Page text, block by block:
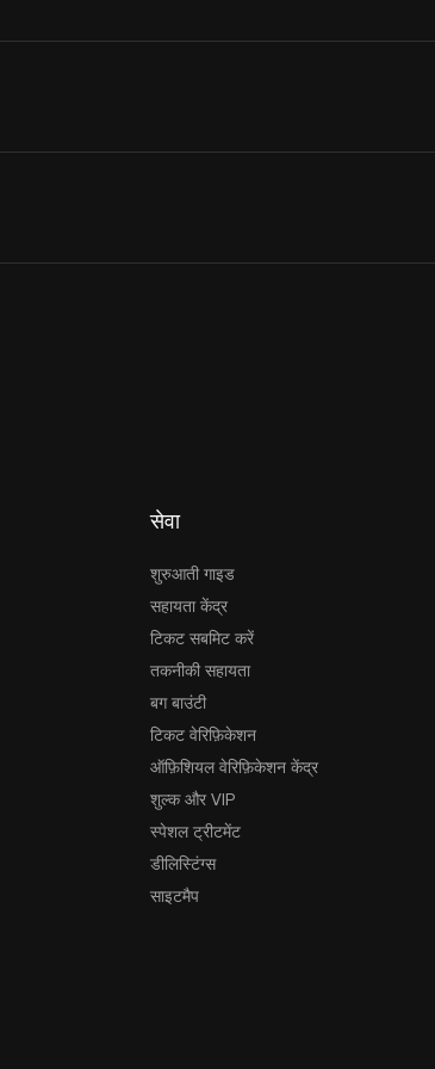
सेवा
शुरुआती गाइड
सहायता केंद्र
टिकट सबमिट करें
तकनीकी सहायता
बग बाउंटी
टिकट वेरिफ़िकेशन
ऑफ़िशियल वेरिफ़िकेशन केंद्र
शुल्क और VIP
स्पेशल ट्रीटमेंट
डीलिस्टिंग्स
साइटमैप